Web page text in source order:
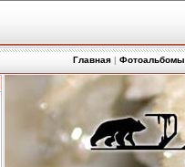
Главная | Фотоальбомы